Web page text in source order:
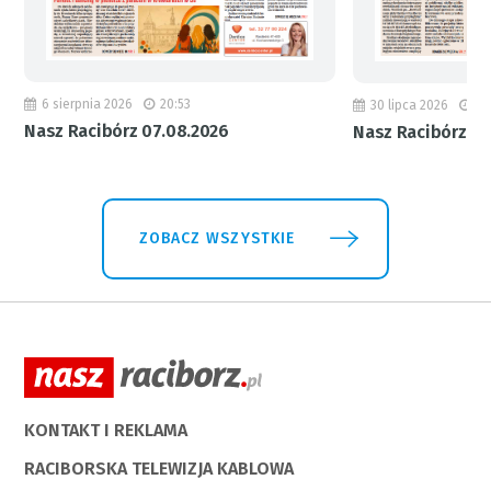
6 sierpnia 2026 20:53
Nasz Racibórz 07.08.2026
30 lipca 2026
Nasz Racibórz
ZOBACZ WSZYSTKIE
KONTAKT I REKLAMA
RACIBORSKA TELEWIZJA KABLOWA